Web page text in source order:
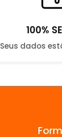
100%
Seus dados